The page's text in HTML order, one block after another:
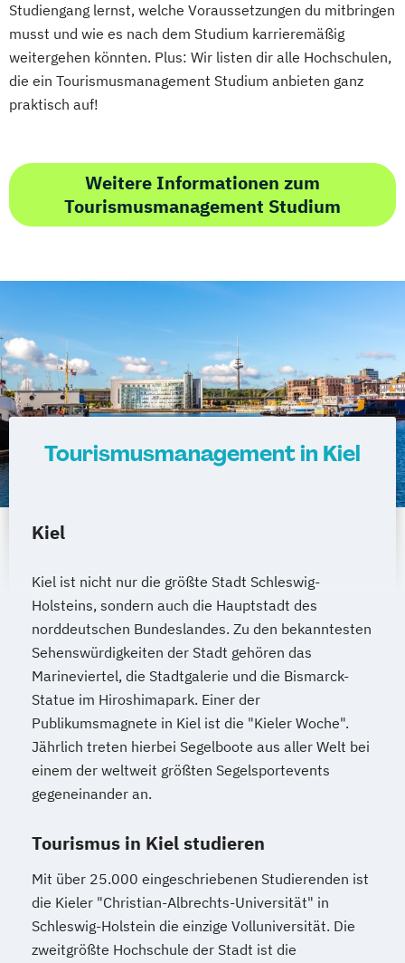
Studiengang lernst, welche Voraussetzungen du mitbringen
musst und wie es nach dem Studium karrieremäßig
weitergehen könnten. Plus: Wir listen dir alle Hochschulen,
die ein Tourismusmanagement Studium anbieten ganz
praktisch auf!
Weitere Informationen zum
Tourismusmanagement Studium
Tourismusmanagement in Kiel
Kiel
Kiel ist nicht nur die größte Stadt Schleswig-
Holsteins, sondern auch die Hauptstadt des
norddeutschen Bundeslandes. Zu den bekanntesten
Sehenswürdigkeiten der Stadt gehören das
Marineviertel, die Stadtgalerie und die Bismarck-
Statue im Hiroshimapark. Einer der
Publikumsmagnete in Kiel ist die "Kieler Woche".
Jährlich treten hierbei Segelboote aus aller Welt bei
einem der weltweit größten Segelsportevents
gegeneinander an.
Tourismus in Kiel studieren
Mit über 25.000 eingeschriebenen Studierenden ist
die Kieler "Christian-Albrechts-Universität" in
Schleswig-Holstein die einzige Volluniversität. Die
zweitgrößte Hochschule der Stadt ist die